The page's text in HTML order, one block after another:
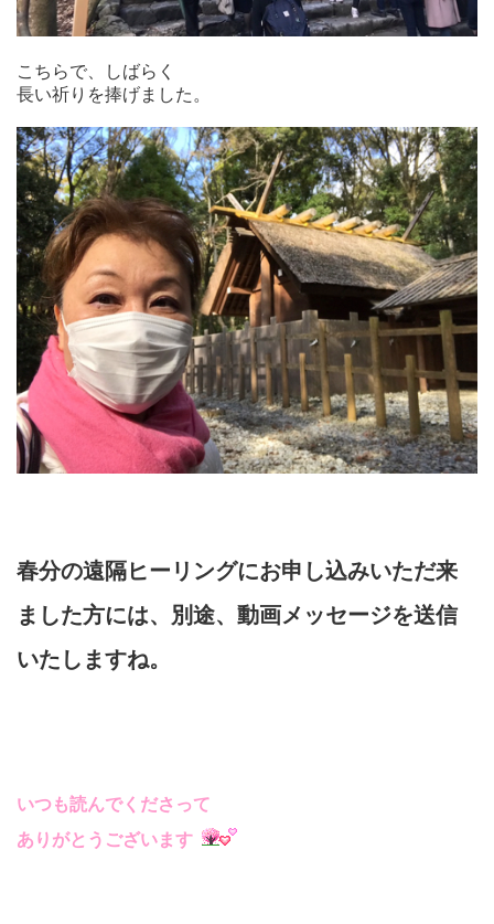
こちらで、しばらく
長い祈りを捧げました。
春分の遠隔ヒーリングにお申し込みいただ来
ました方には、別途、動画メッセージを送信
いたしますね。
いつも読んでくださって
ありがとうございます